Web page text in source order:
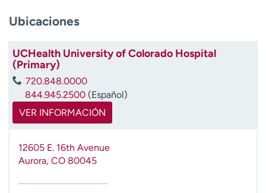
A
d
m
e
Ubicaciones
UCHealth University of Colorado Hospital
(Primary)
720.848.0000
844.945.2500 (Español)
VER INFORMACIÓN
12605 E. 16th Avenue
Aurora, CO 80045